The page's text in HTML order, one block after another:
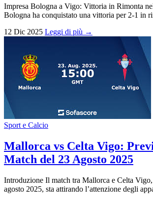
Impresa Bologna a Vigo: Vittoria in Rimonta
Bologna ha conquistato una vittoria per 2-1 in
12 Dic 2025 Leggi di più →
Sport e Calcio
Mallorca vs Celta Vigo:
Match del 23 Agosto 2025
Introduzione Il match tra Mallorca e Celta
agosto 2025, sta attirando l’attenzione degli